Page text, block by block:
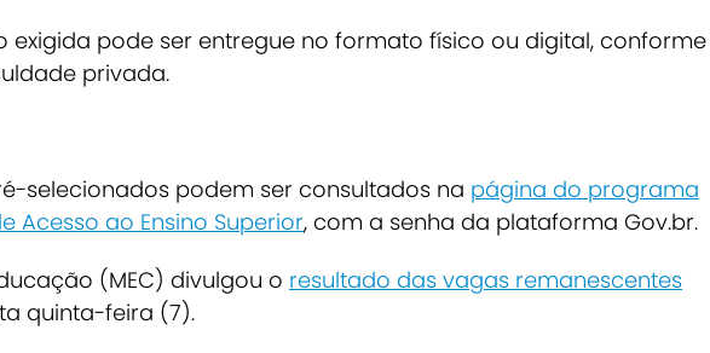
exigida pode ser entregue no formato físico ou digital, conforme
privada.
selecionados podem ser consultados na página do programa
Acesso ao Ensino Superior, com a senha da plataforma Gov.br.
(MEC) divulgou o resultado das vagas remanescentes
quinta-feira (7).